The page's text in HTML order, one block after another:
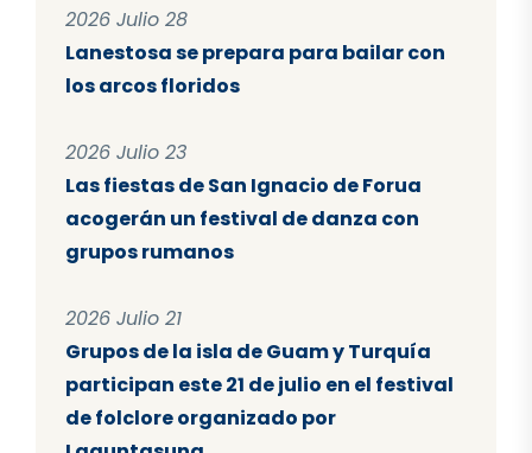
2026 Julio 28
Lanestosa se prepara para bailar con
los arcos floridos
2026 Julio 23
Las fiestas de San Ignacio de Forua
acogerán un festival de danza con
grupos rumanos
2026 Julio 21
Grupos de la isla de Guam y Turquía
participan este 21 de julio en el festival
de folclore organizado por